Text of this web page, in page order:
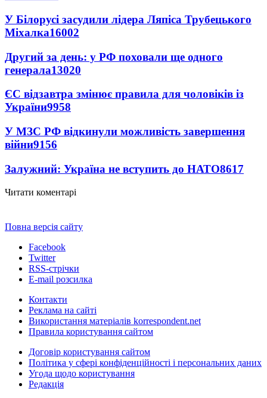
У Білорусі засудили лідера Ляпіса Трубецького
Міхалка16002
Другий за день: у РФ поховали ще одного
генерала13020
ЄС відзавтра змінює правила для чоловіків із
України9958
У МЗС РФ відкинули можливість завершення
війни9156
Залужний: Україна не вступить до НАТО8617
Читати коментарі
Повна версія сайту
Facebook
Twitter
RSS-стрічки
E-mail розсилка
Контакти
Реклама на сайті
Використання матеріалів korrespondent.net
Правила користування сайтом
Договір користування сайтом
Політика у сфері конфіденційності і персональних даних
Угода щодо користування
Редакція